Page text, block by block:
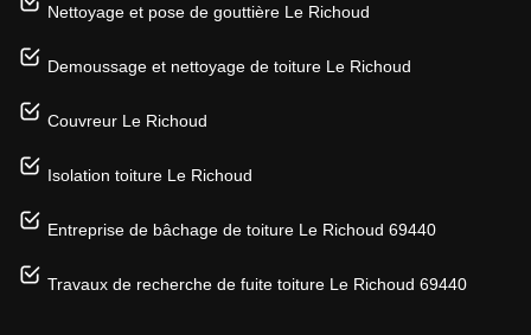
Nettoyage et pose de gouttière Le Richoud
Demoussage et nettoyage de toiture Le Richoud
Couvreur Le Richoud
Isolation toiture Le Richoud
Entreprise de bâchage de toiture Le Richoud 69440
Travaux de recherche de fuite toiture Le Richoud 69440